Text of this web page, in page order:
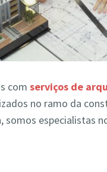
comserviços de
no ramo da
somos especialistas